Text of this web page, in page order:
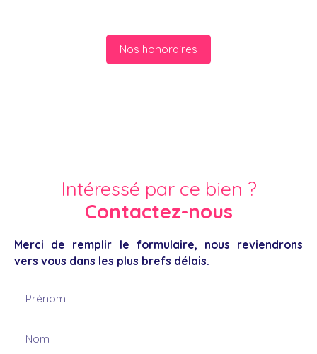
Nos honoraires
Intéressé par ce bien ?
Contactez-nous
Merci de remplir le formulaire, nous reviendrons
vers vous dans les plus brefs délais.
Prénom
Nom